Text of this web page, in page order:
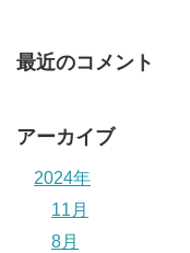
最近のコメント
アーカイブ
2024年
11月
8月